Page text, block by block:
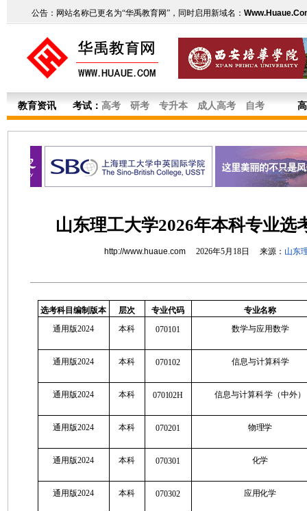
公告：网站名称已更名为“华禹教育网”，同时启用新域名：
教育资讯 考试： 高考 研考 专升本 成人高考 自考
山东理工大学2026年本科专业选
http://www.huaue.com2026年5月18日 来源： 山东
选考科目编制版本 层次 专业代码
专业名称
通用版2024
本科 070101 数学与应用数学
通用版2024 本科 070102 信息与计算科学
通用版2024 本科 070102H 信息与计算科学（中外）
通用版2024 本科 070201 物理学
通用版2024 本科 070301 化学
通用版2024 本科 070302 应用化学